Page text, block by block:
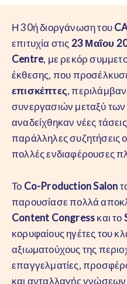
Η 30ή διοργάνωση του
επιτυχία στις23 Μαΐου
Centre, με ρεκόρ
έκθεσης, που
επισκέπτες,
συνεργασιών μεταξύ
αναδείχθηκαν νέες
παράλληλες συζητήσεις
πολλές ενδιαφέρουσες
Το Co-Production Salon
παρουσίασε πολλά
Content Congressκαι το
κορυφαίους ηγέτες του
αξιωματούχους της
επαγγελματίες,
και ανταλλαγής γνώσεων